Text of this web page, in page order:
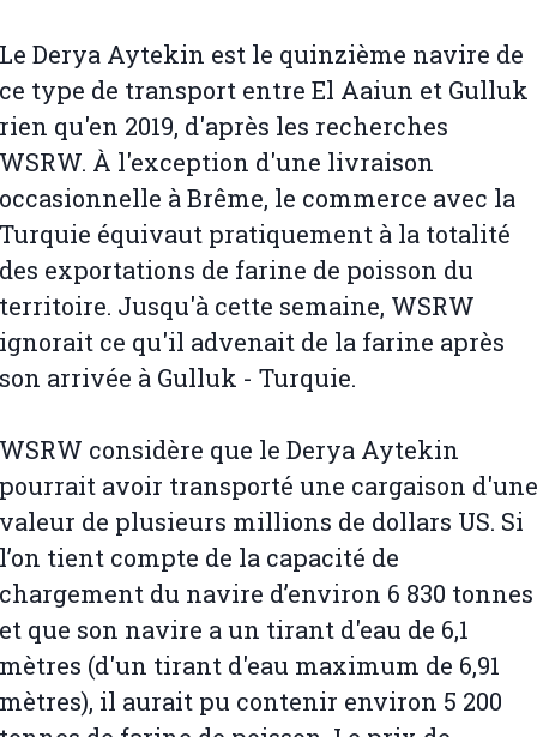
Le Derya Aytekin est le quinzième navire de
ce type de transport entre El Aaiun et Gulluk
rien qu'en 2019, d'après les recherches
WSRW. À l'exception d'une livraison
occasionnelle à Brême, le commerce avec la
Turquie équivaut pratiquement à la totalité
des exportations de farine de poisson du
territoire. Jusqu'à cette semaine, WSRW
ignorait ce qu'il advenait de la farine après
son arrivée à Gulluk - Turquie.
WSRW considère que le Derya Aytekin
pourrait avoir transporté une cargaison d'une
valeur de plusieurs millions de dollars US. Si
l’on tient compte de la capacité de
chargement du navire d’environ 6 830 tonnes
et que son navire a un tirant d'eau de 6,1
mètres (d'un tirant d'eau maximum de 6,91
mètres), il aurait pu contenir environ 5 200